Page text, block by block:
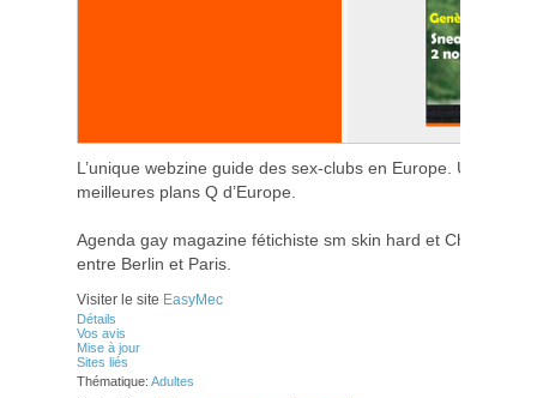
L’unique webzine guide des sex-clubs en Europe. Un
meilleures plans Q d’Europe.
Agenda gay magazine fétichiste sm skin hard et Chaps
entre Berlin et Paris.
Visiter le site EasyMec
Détails
Vos avis
Mise à jour
Sites liés
Thématique: Adultes